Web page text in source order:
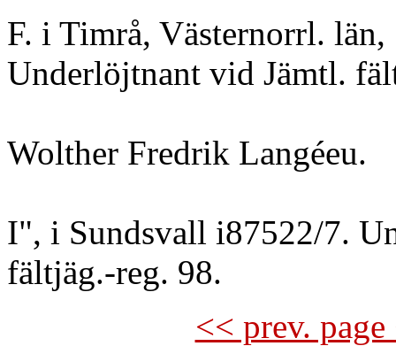
F. i Timrå, Västernorrl.
Underlöjtnant vid Jämtl.
Wolther Fredrik Langéeu.
I", i Sundsvall i87522/7.
fältjäg.-reg. 98.
<< prev.